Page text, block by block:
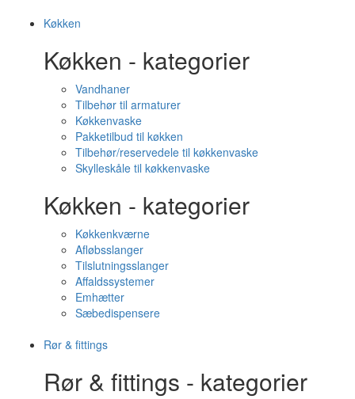
Køkken
Køkken - kategorier
Vandhaner
Tilbehør til armaturer
Køkkenvaske
Pakketilbud til køkken
Tilbehør/reservedele til køkkenvaske
Skylleskåle til køkkenvaske
Køkken - kategorier
Køkkenkværne
Afløbsslanger
Tilslutningsslanger
Affaldssystemer
Emhætter
Sæbedispensere
Rør & fittings
Rør & fittings - kategorier